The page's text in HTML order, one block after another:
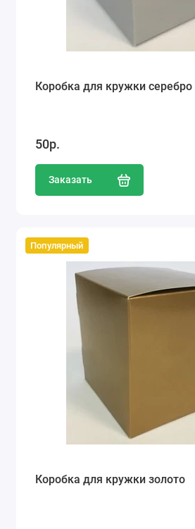
Коробка для кружки серебро
50р.
Заказать
Популярный
Коробка для кружки золото